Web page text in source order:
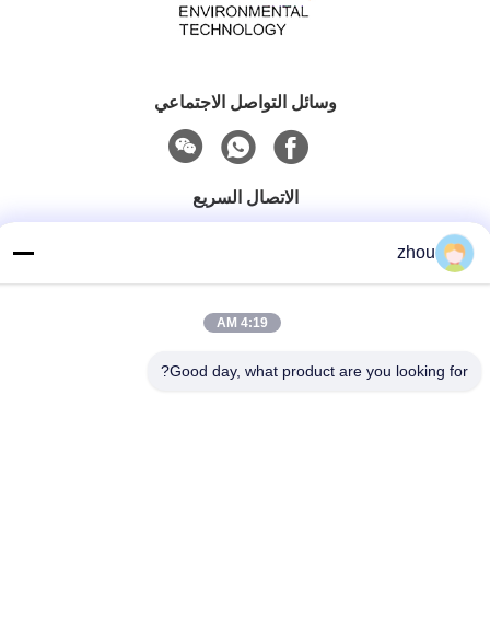
وسائل التواصل الاجتماعي
الاتصال السريع
الهاتف
zhou
4:19 AM
Good day, what product are you looking for?